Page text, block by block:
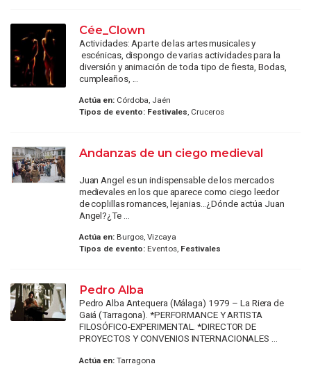
Cée_Clown
Actividades: Aparte de las artes musicales y
escénicas, dispongo de varias actividades para la
diversión y animación de toda tipo de fiesta, Bodas,
cumpleaños, ...
Actúa en:Córdoba, Jaén
Tipos de evento: Festivales, Cruceros
Andanzas de un ciego medieval
Juan Angel es un indispensable de los mercados
medievales en los que aparece como ciego leedor
de coplillas romances, lejanias...¿Dónde actúa Juan
Angel?¿Te ...
Actúa en:Burgos, Vizcaya
Tipos de evento:Eventos, Festivales
Pedro Alba
Pedro Alba Antequera (Málaga) 1979 – La Riera de
Gaiá (Tarragona). *PERFORMANCE Y ARTISTA
FILOSÓFICO-EXPERIMENTAL. *DIRECTOR DE
PROYECTOS Y CONVENIOS INTERNACIONALES ...
Actúa en:Tarragona